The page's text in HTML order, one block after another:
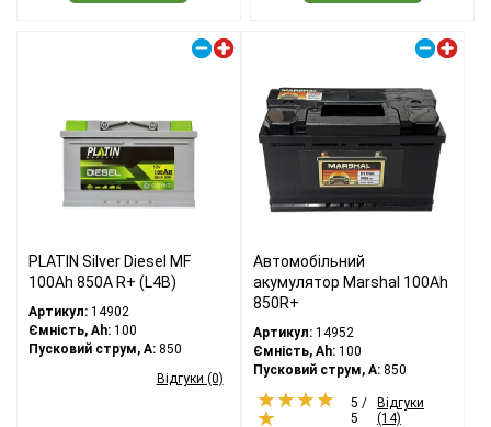
PLATIN Silver Diesel MF
100Ah 850A R+ (L4B)
Артикул: 14902
Ємність, Ah: 100
Пусковий струм, A: 850
Відгуки (0)
Автомобільний
акумулятор Marshal 100Ah
850R+
Артикул:14952
Ємність, Ah:100
Пусковий струм, A:850
5 /
5
Відгуки
(14)